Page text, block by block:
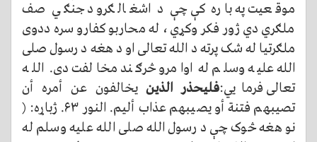
موقعیت په باره کې چې د اشغالګرو د جنګي صف
ملګري دي ژور فکر وکړي، له محاربو کفارو سره ددوی
ملګرتیا له شک پرته د الله تعالی او د هغه د رسول صلی
الله علیه وسلم له اوامرو څرګند مخالفت دی. الله
تعالی فرمایي:فليحذر الذينيخالفون عن أمره أن
تصيبهم فتنة أو يصيبهم عذاب أليم. النور ۶۳. ژباړه: (
نو هغه څوک چې د رسول الله صلی الله علیه وسلم له